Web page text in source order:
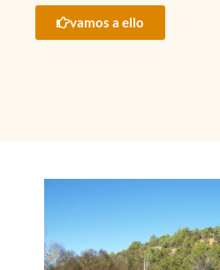
vamos a ello